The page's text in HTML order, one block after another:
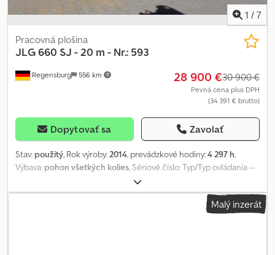
1 / 7
Regensburg 556 km
Pracovná plošina
JLG 660 SJ - 20 m - Nr.: 593
28 900 €30 900 €
Pevná cena plus DPH
(34 391 € brutto)
Dopytovať sa Zavolať
Stav: použitý, Rok výroby:2014, prevádzkové hodiny:4 297 h,
Výbava: pohon všetkých kolies, Sériové číslo: Typ/Typ ovládania --
Diesel Maximálna vysunutá pracovná výška plošiny: 20,10 metra
Dodpfx Aqjxdp Ntovekr Maximálny bočný dosah zdvíhacej plošiny:
17,30 metra Rok výroby: 2014 Uvedenie do prevádzky: 2015Malý inzerát